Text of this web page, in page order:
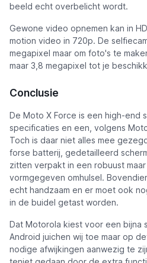
beeld echt overbelicht wordt.
Gewone video opnemen kan in
motion video in 720p. De
megapixel maar om foto's te
maar 3,8 megapixel tot je
Conclusie
De Moto X Force is een high-end
specificaties en een, volgens
Toch is daar niet alles mee
forse batterij, gedetailleerd
zitten verpakt in een robuust
vormgegeven omhulsel.
echt handzaam en er moet ook
in de buidel getast worden.
Dat Motorola kiest voor een bijna
Android juichen wij toe maar op
nodige afwijkingen aanwezig te